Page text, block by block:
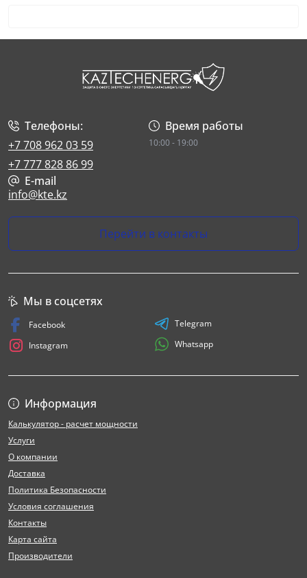
Телефоны:
+7 708 962 03 59
+7 777 828 86 99
Время работы
10:00 - 19:00
E-mail
info@kte.kz
Перейти в контакты
Информация
Калькулятор - расчет мощности
Услуги
О компании
Доставка
Политика Безопасности
Условия соглашения
Контакты
Карта сайта
Производители
Мы в соцсетях
Facebook
Instagram
Telegram
Whatsapp